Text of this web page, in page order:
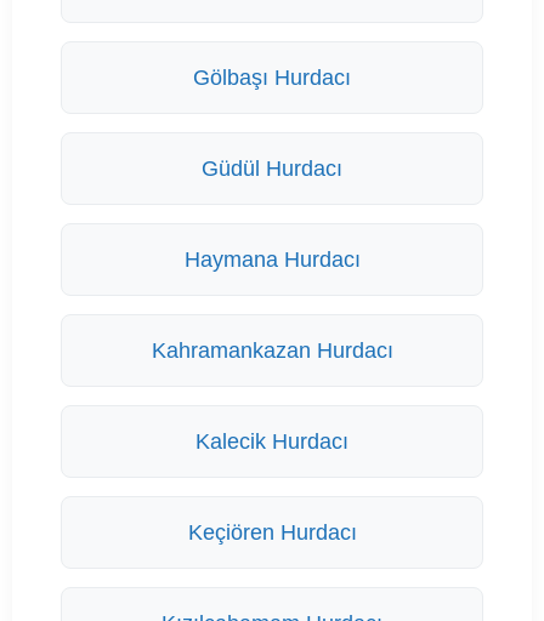
Gölbaşı Hurdacı
Güdül Hurdacı
Haymana Hurdacı
Kahramankazan Hurdacı
Kalecik Hurdacı
Keçiören Hurdacı